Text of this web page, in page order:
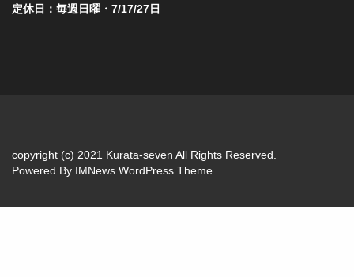
定休日：毎週日曜・7/17/27日
copyright (c) 2021 Kurata-seven All Rights Reserved.
Powered By IMNews WordPress Theme